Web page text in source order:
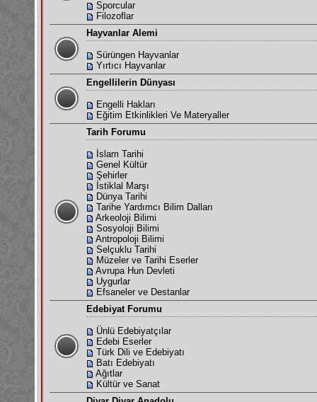
Sporcular
Filozoflar
Hayvanlar Alemi
Sürüngen Hayvanlar
Yırtıcı Hayvanlar
Engellilerin Dünyası
Engelli Hakları
Eğitim Etkinlikleri Ve Materyaller
Tarih Forumu
İslam Tarihi
Genel Kültür
Şehirler
İstiklal Marşı
Dünya Tarihi
Tarihe Yardımcı Bilim Dalları
Arkeoloji Bilimi
Sosyoloji Bilimi
Antropoloji Bilimi
Selçuklu Tarihi
Müzeler ve Tarihi Eserler
Avrupa Hun Devleti
Uygurlar
Efsaneler ve Destanlar
Edebiyat Forumu
Ünlü Edebiyatçılar
Edebi Eserler
Türk Dili ve Edebiyatı
Batı Edebiyatı
Ağıtlar
Kültür ve Sanat